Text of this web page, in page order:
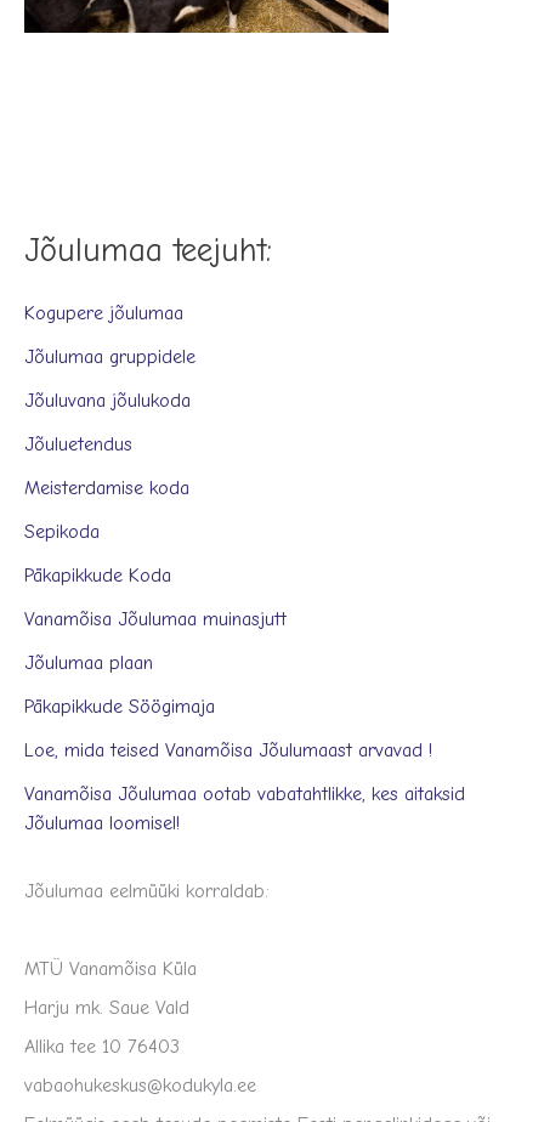
Jõulumaa teejuht:
Kogupere jõulumaa
Jõulumaa gruppidele
Jõuluvana jõulukoda
Jõuluetendus
Meisterdamise koda
Sepikoda
Päkapikkude Koda
Vanamõisa Jõulumaa muinasjutt
Jõulumaa plaan
Päkapikkude Söögimaja
Loe, mida teised Vanamõisa Jõulumaast arvavad !
Vanamõisa Jõulumaa ootab vabatahtlikke, kes aitaksid
Jõulumaa loomisel!
Jõulumaa eelmüüki korraldab:
MTÜ Vanamõisa Küla
Harju mk. Saue Vald
Allika tee 10 76403
vabaohukeskus@kodukyla.ee